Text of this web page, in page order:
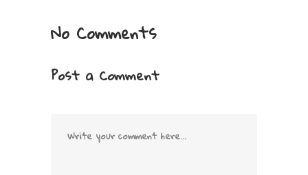
No Comments
Post a Comment